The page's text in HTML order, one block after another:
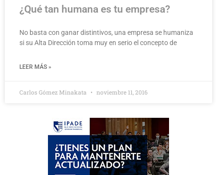
¿Qué tan humana es tu empresa?
No basta con ganar distintivos, una empresa se humaniza
si su Alta Dirección toma muy en serio el concepto de
LEER MÁS »
Carlos Gómez Minakata noviembre 11, 2016